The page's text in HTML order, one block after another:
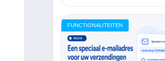
FUNCTIONALITEITEN